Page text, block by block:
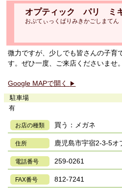
オプティック パリ ミ
おぷてぃっくぱりみきかごしまてん
微力ですが、少しでも皆さんの子育
す。ぜひ一度、ご来店くださいませ。
Google MAPで開く ▶
駐車場
有
お店の種類 買う：メガネ
住所 鹿児島市宇宿2-3-5オ
電話番号 259-0261
FAX番号 812-7241